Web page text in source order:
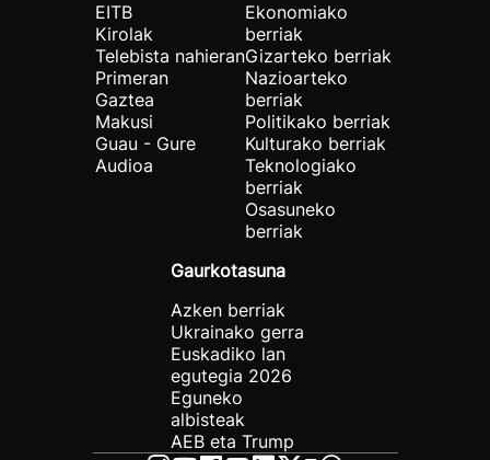
EITB
Kirolak
Telebista nahieran
Primeran
Gaztea
Makusi
Guau - Gure
Audioa
Ekonomiako
berriak
Gizarteko berriak
Nazioarteko
berriak
Politikako berriak
Kulturako berriak
Teknologiako
berriak
Osasuneko
berriak
Gaurkotasuna
Azken berriak
Ukrainako gerra
Euskadiko lan
egutegia 2026
Eguneko
albisteak
AEB eta Trump